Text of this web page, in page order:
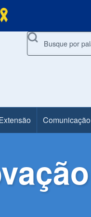
Search
Comunicação